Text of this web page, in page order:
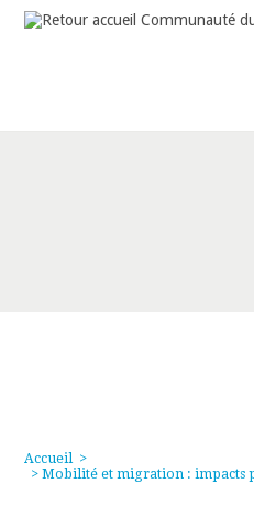
Accueil>
> Mobilité et migration : impacts